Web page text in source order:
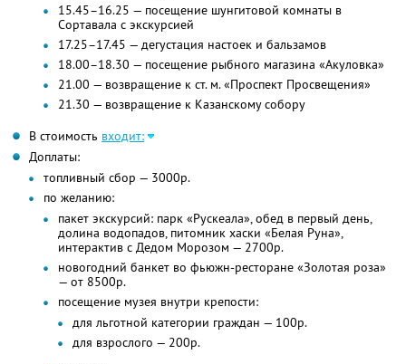
15.45–16.25 — посещение шунгитовой комнаты в
Сортавала с экскурсией
17.25–17.45 — дегустация настоек и бальзамов
18.00–18.30 — посещение рыбного магазина «Акуловка»
21.00 — возвращение к ст. м. «Проспект Просвещения»
21.30 — возвращение к Казанскому собору
В стоимость входит:
Доплаты:
топливный сбор — 3000р.
по желанию:
пакет экскурсий: парк «Рускеала», обед в первый день,
долина водопадов, питомник хаски «Белая Руна»,
интерактив с Дедом Морозом — 2700р.
новогодний банкет во фьюжн-ресторане «Золотая роза»
— от 8500р.
посещение музея внутри крепости:
для льготной категории граждан — 100р.
для взрослого — 200р.